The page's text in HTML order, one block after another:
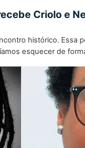
Criolo e
histórico. Essa
esquecer de